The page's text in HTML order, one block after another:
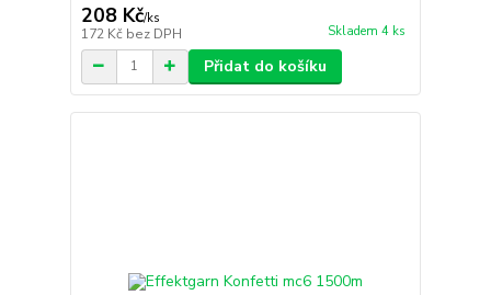
208 Kč/ks
172 Kč bez DPH Skladem 4 ks
Přidat do košíku